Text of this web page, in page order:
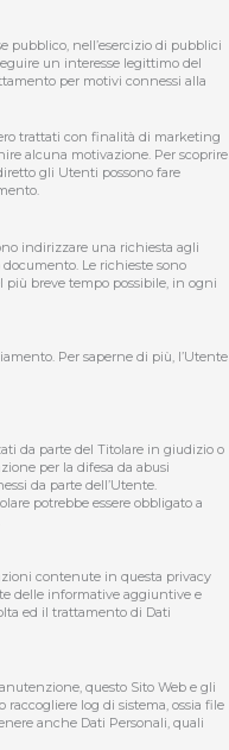
pubblico, nell’esercizio di pubblici
un interesse legittimo del
per motivi connessi alla
trattati con finalità di marketing
alcuna motivazione. Per scoprire
gli Utenti possono fare
indirizzare una richiesta agli
Le richieste sono
più breve tempo possibile, in ogni
Per saperne di più, l’Utente
da parte del Titolare in giudizio o
per la difesa da abusi
da parte dell’Utente.
potrebbe essere obbligato a
contenute in questa privacy
delle informative aggiuntive e
ed il trattamento di Dati
questo Sito Web e gli
log di sistema, ossia file
anche Dati Personali, quali